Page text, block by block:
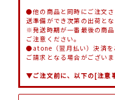
●他の商品と同時にご注文
送準備ができ次第の出荷とな
※発送時期が一番最後の商
ご注意ください。
●atone（翌月払い）決済を
ご請求となる場合がございま
▼ご注文前に、以下の[注意